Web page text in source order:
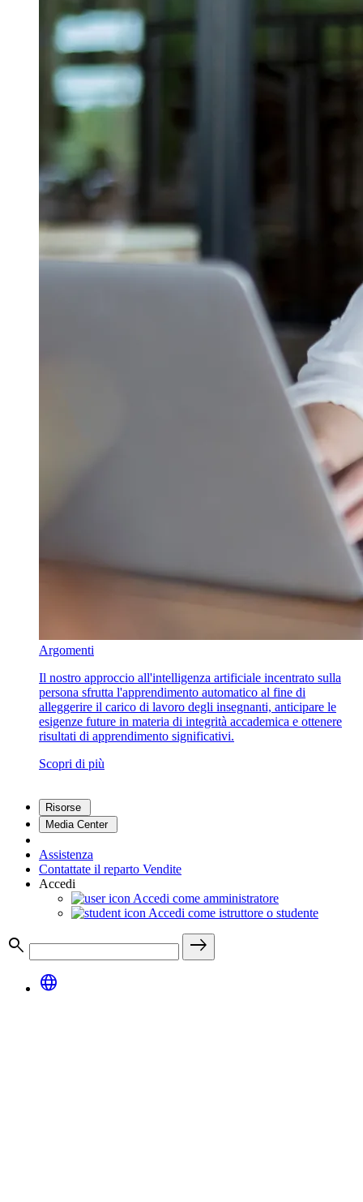
Argomenti
Il nostro approccio all'intelligenza artificiale incentrato sulla
persona sfrutta l'apprendimento automatico al fine di
alleggerire il carico di lavoro degli insegnanti, anticipare le
esigenze future in materia di integrità accademica e ottenere
risultati di apprendimento significativi.
Scopri di più
Risorse
Media Center
Assistenza
Contattate il reparto Vendite
Accedi
Accedi come amministratore
Accedi come istruttore o studente
search
east
language